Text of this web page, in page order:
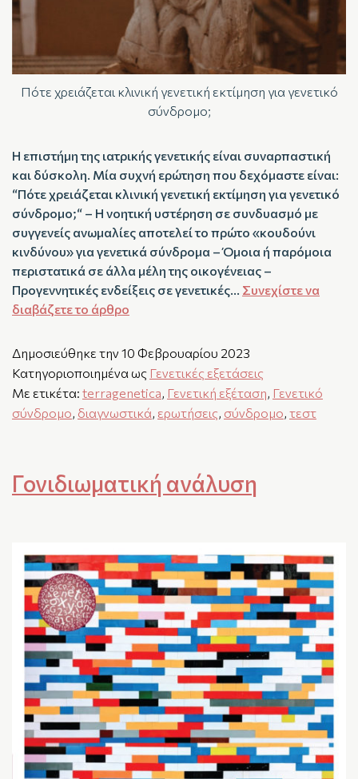
Πότε χρειάζεται κλινική γενετική εκτίμηση για γενετικό
σύνδρομο;
Η επιστήμη της ιατρικής γενετικής είναι συναρπαστική
και δύσκολη. Μία συχνή ερώτηση που δεχόμαστε είναι:
“Πότε χρειάζεται κλινική γενετική εκτίμηση για γενετικό
σύνδρομο;“ – Η νοητική υστέρηση σε συνδυασμό με
συγγενείς ανωμαλίες αποτελεί το πρώτο «κουδούνι
κινδύνου» για γενετικά σύνδρομα – Όμοια ή παρόμοια
περιστατικά σε άλλα μέλη της οικογένειας –
Προγεννητικές ενδείξεις σε γενετικές… Συνεχίστε να
διαβάζετε το άρθρο
Δημοσιεύθηκε την 10 Φεβρουαρίου 2023
Κατηγοριοποιημένα ως Γενετικές εξετάσεις
Με ετικέτα: terragenetica, Γενετική εξέταση, Γενετικό
σύνδρομο, διαγνωστικά, ερωτήσεις, σύνδρομο, τεστ
Γονιδιωματική ανάλυση